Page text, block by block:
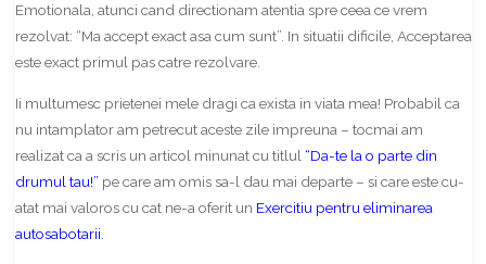
Emotionala, atunci cand directionam atentia spre ceea ce vrem
rezolvat: “Ma accept exact asa cum sunt”. In situatii dificile, Acceptarea
este exact primul pas catre rezolvare.
Ii multumesc prietenei mele dragi ca exista in viata mea! Probabil ca
nu intamplator am petrecut aceste zile impreuna – tocmai am
realizat ca a scris un articol minunat cu titlul “Da-te la o parte din
drumul tau!” pe care am omis sa-l dau mai departe – si care este cu-
atat mai valoros cu cat ne-a oferit un Exercitiu pentru eliminarea
autosabotarii